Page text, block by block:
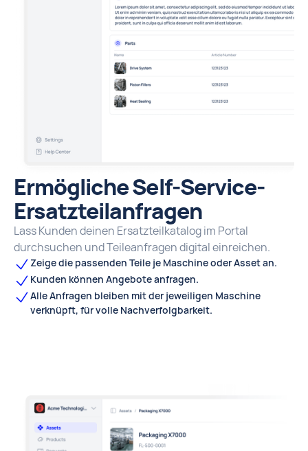
Ermögliche Self-Service-
Ersatzteilanfragen
Lass Kunden deinen Ersatzteilkatalog im Portal
durchsuchen und Teileanfragen digital einreichen.
Zeige die passenden Teile je Maschine oder Asset an.
Kunden können Angebote anfragen.
Alle Anfragen bleiben mit der jeweiligen Maschine
verknüpft, für volle Nachverfolgbarkeit.